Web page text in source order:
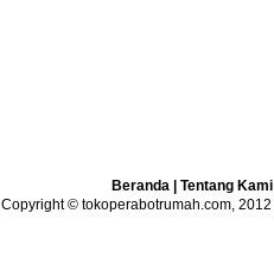
Beranda| Tentang Kami
Copyright © tokoperabotrumah.com,